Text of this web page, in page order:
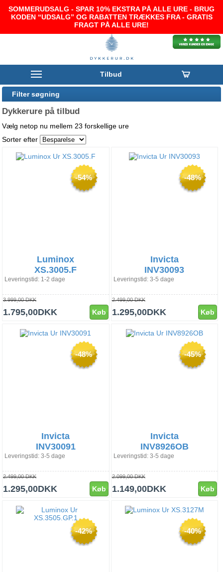
SOMMERUDSALG - SPAR 10% EKSTRA PÅ ALLE URE - BRUG
KODEN “UDSALG” OG RABATTEN TRÆKKES FRA - GRATIS
FRAGT PÅ ALLE URE!
Tilbud
Filter søgning
Dykkerure på tilbud
Vælg netop nu mellem 23 forskellige ure
Sorter efter
-54%
Luminox
XS.3005.F
Leveringstid: 1-2 dage
3.999,00 DKK
1.795,00DKK Køb
-48%
Invicta
INV30093
Leveringstid: 3-5 dage
2.499,00 DKK
1.295,00DKK Køb
-48%
Invicta
INV30091
Leveringstid: 3-5 dage
2.499,00 DKK
1.295,00DKK Køb
-45%
Invicta
INV8926OB
Leveringstid: 3-5 dage
2.099,00 DKK
1.149,00DKK Køb
-42% -40%